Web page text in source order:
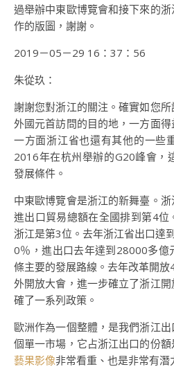
過舉辦中東歐博覽會和接下來的
作的版圖，謝謝。
2019－05－29 16：37：56
朱從玖：
謝謝您對浙江的關注。確實如您
外國元首訪問的目的地，一方面
一方面浙江省也還有其他的一些
2016年在杭州舉辦的G20峰會，
發展條件。
中東歐博覽會是浙江的新舞臺。
進出口貿易總額在全國排到第4位
浙江是第3位。去年浙江省出口達
0％，進出口去年達到28000多億
條主要的發展路線。去年改革開
外開放大會，進一步確立了浙江
確了一系列政策。
歐洲作為一個整體，是我們浙江
個單一市場，它占浙江出口的份
藝果影像非常看重、也是非常有